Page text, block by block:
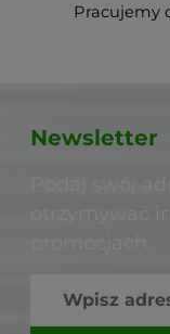
Pracujemy
Newsletter
otrzymywać